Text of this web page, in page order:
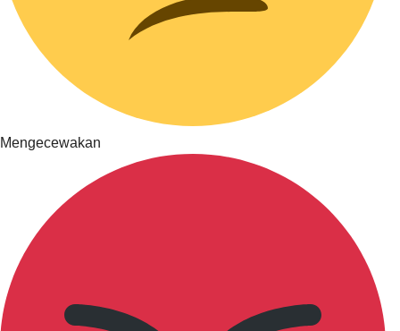
Mengecewakan